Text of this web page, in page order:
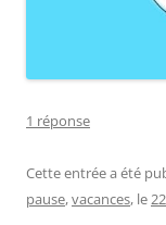
1 réponse
Cette entrée a été
pause,vacances, le